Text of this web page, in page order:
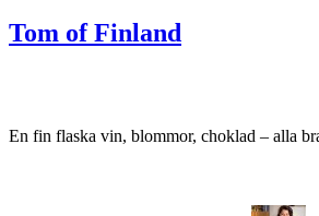
Tom of Finland
En fin flaska vin, blommor, choklad – alla